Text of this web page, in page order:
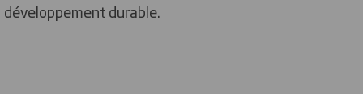
développement durable.